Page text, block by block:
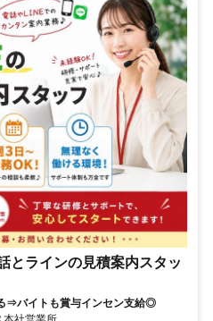
とラインの見積案内スタッ
⇒バイトも賞与インセン支給◎